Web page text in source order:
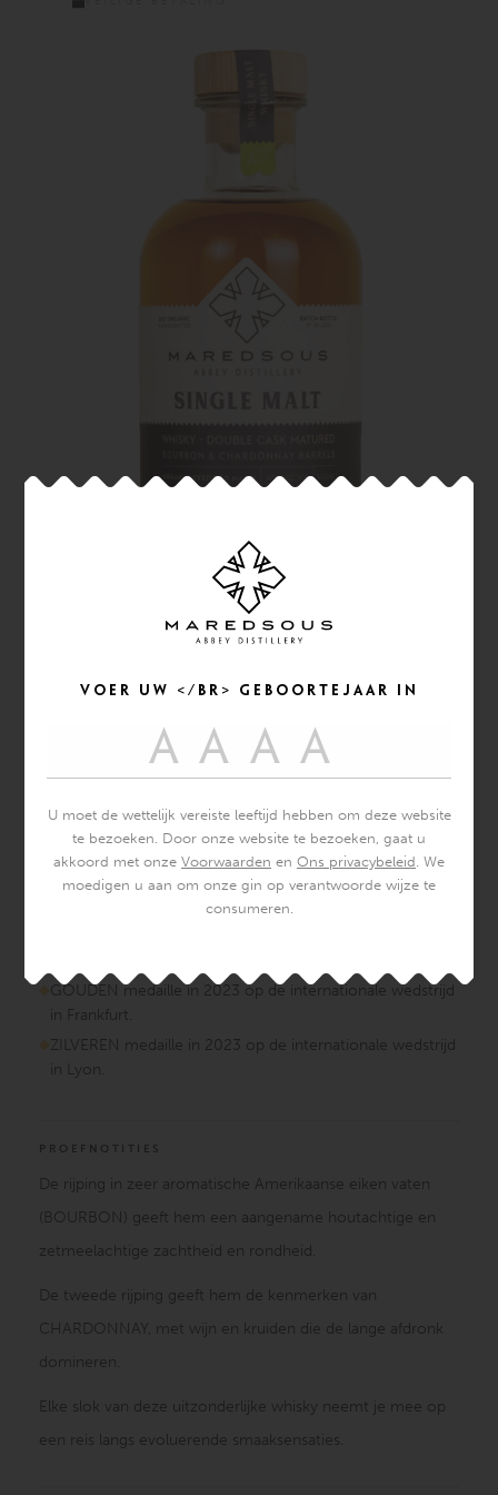
PREMIUM ORGANIC WHISKY GEMAAKT VAN EEN ENKEL
MET RIJPING IN DUBBEL EIKEN VATEN (4 JAAR) - 47% ALC. VOL.
BENODIGD
Rijping in Amerikaans eiken BOURBON-vat - 3 jaar
GOUDEN medaille in 2023 op de internationale wedstrijd
in Frankfurt.
ZILVEREN medaille in 2023 op de internationale wedstrijd
in Lyon.
PROEFNOTITIES
De rijping in zeer aromatische Amerikaanse eiken vaten
(BOURBON) geeft hem een aangename houtachtige en
zetmeelachtige zachtheid en rondheid.
De tweede rijping geeft hem de kenmerken van
CHARDONNAY, met wijn en kruiden die de lange afdronk
domineren.
Elke slok van deze uitzonderlijke whisky neemt je mee op
een reis langs evoluerende smaaksensaties.
Voer uw </br> geboortejaar in
U moet de wettelijk vereiste leeftijd hebben om deze website
te bezoeken. Door onze website te bezoeken, gaat u
akkoord met onze Voorwaarden en Ons privacybeleid. We
moedigen u aan om onze gin op verantwoorde wijze te
consumeren.